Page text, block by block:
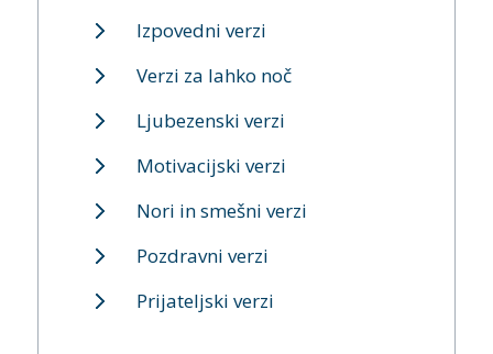
Izpovedni verzi
Verzi za lahko noč
Ljubezenski verzi
Motivacijski verzi
Nori in smešni verzi
Pozdravni verzi
Prijateljski verzi